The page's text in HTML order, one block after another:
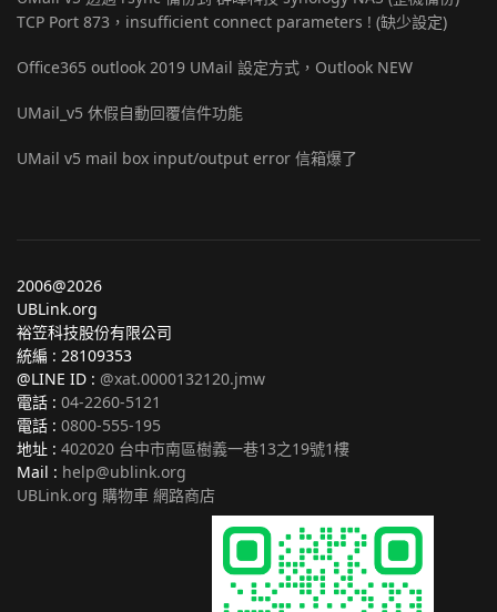
TCP Port 873，insufficient connect parameters ! (缺少設定)
Office365 outlook 2019 UMail 設定方式，Outlook NEW
UMail_v5 休假自動回覆信件功能
UMail v5 mail box input/output error 信箱爆了
2006@2026
UBLink.org
裕笠科技股份有限公司
統編 : 28109353
@LINE ID : @xat.0000132120.jmw
電話 : 04-2260-5121
電話 : 0800-555-195
地址 : 402020 台中市南區樹義一巷13之19號1樓
Mail : help@ublink.org
UBLink.org 購物車 網路商店